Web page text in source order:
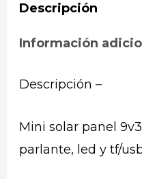
Descripción
Información
Descripción –
Mini solar panel
parlante, led y tf/